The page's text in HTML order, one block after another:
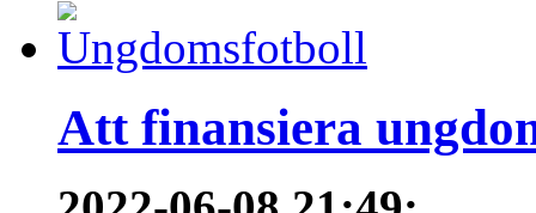
Att finansiera